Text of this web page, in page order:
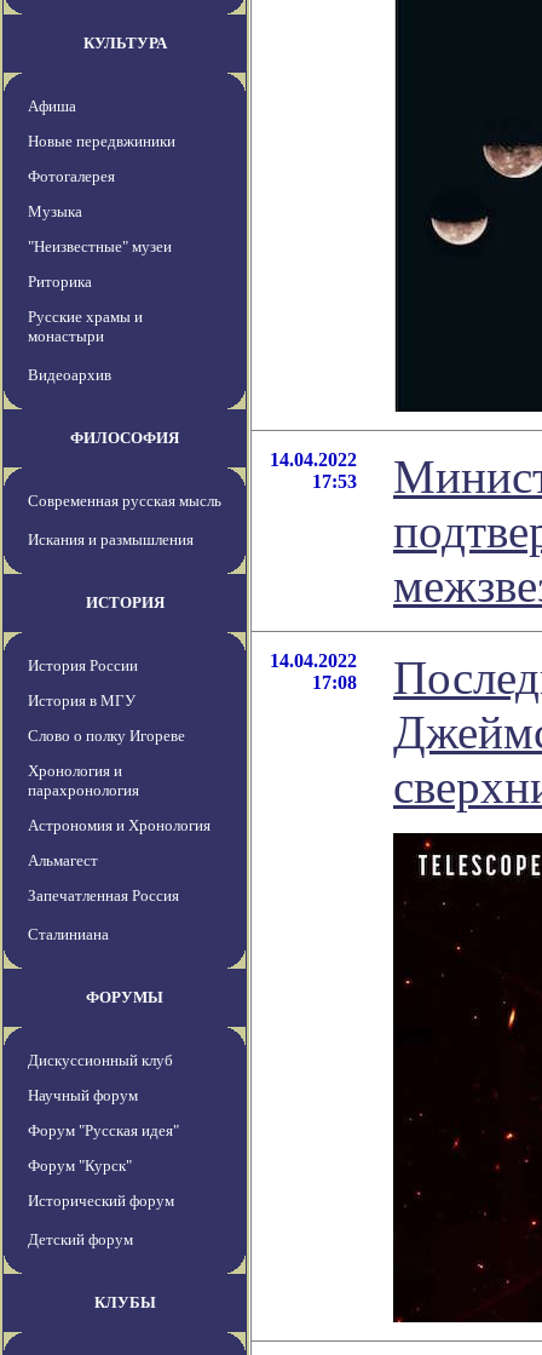
КУЛЬТУРА
Афиша
Новые передвжиники
Фотогалерея
Музыка
"Неизвестные" музеи
Риторика
Русские храмы и
монастыри
Видеоархив
ФИЛОСОФИЯ
Современная русская мысль
Искания и размышления
ИСТОРИЯ
История России
История в МГУ
Слово о полку Игореве
Хронология и
парахронология
Астрономия и Хронология
Альмагест
Запечатленная Россия
Сталиниана
ФОРУМЫ
Дискуссионный клуб
Научный форум
Форум "Русская идея"
Форум "Курск"
Исторический форум
Детский форум
КЛУБЫ
14.04.2022
17:53
14.04.2022
17:08